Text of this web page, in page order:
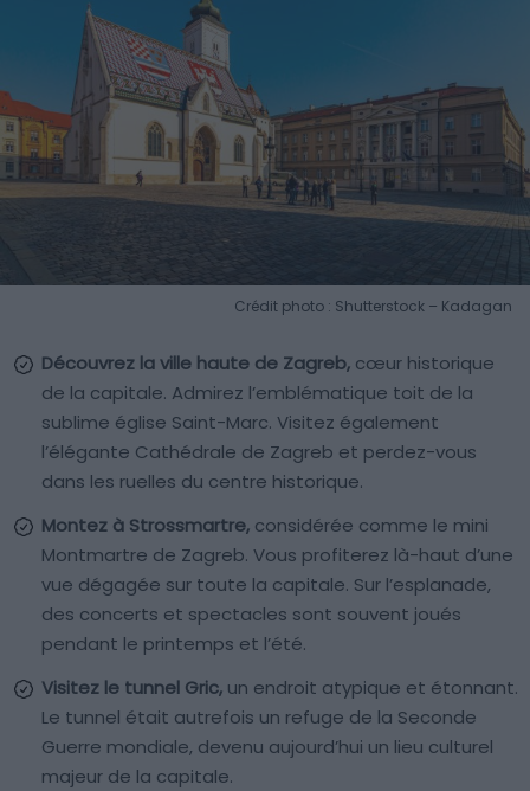
Crédit photo : Shutterstock – Kadagan
Découvrez la ville haute de Zagreb, cœur historique
de la capitale. Admirez l’emblématique toit de la
sublime église Saint-Marc. Visitez également
l’élégante Cathédrale de Zagreb et perdez-vous
dans les ruelles du centre historique.
Montez à Strossmartre, considérée comme le mini
Montmartre de Zagreb. Vous profiterez là-haut d’une
vue dégagée sur toute la capitale. Sur l’esplanade,
des concerts et spectacles sont souvent joués
pendant le printemps et l’été.
Visitez le tunnel Gric, un endroit atypique et étonnant.
Le tunnel était autrefois un refuge de la Seconde
Guerre mondiale, devenu aujourd’hui un lieu culturel
majeur de la capitale.